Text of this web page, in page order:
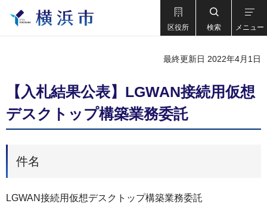
区役所 検索 メニュー
最終更新日 2022年4月1日
【入札結果公表】LGWAN接続用仮想
デスクトップ構築業務委託
件名
LGWAN接続用仮想デスクトップ構築業務委託